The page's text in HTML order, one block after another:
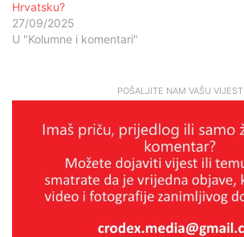
Hrvatsku?
27/09/2025
U "Kolumne i komentari"
POŠALJITE NAM VAŠU VIJEST